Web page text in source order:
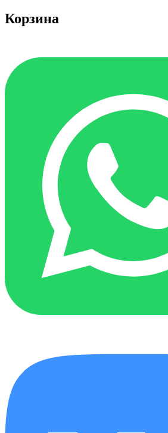
Корзина